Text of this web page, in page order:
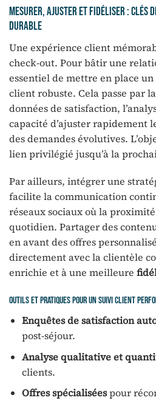
Mesurer, ajuster et fidéliser : clés
durable
Une expérience client
check-out. Pour bâtir une
essentiel de mettre en place
client robuste. Cela passe par
données de satisfaction,
capacité d’ajuster rapidement
des demandes évolutives.
lien privilégié jusqu’à la
Par ailleurs, intégrer une
facilite la communication
réseaux sociaux où la
quotidien. Partager des
en avant des offres
directement avec la clientèle
enrichie et à une meilleure
Outils et pratiques pour un suivi client
Enquêtes de satisfaction
post-séjour.
Analyse qualitative et
clients.
Offres spécialiséespour